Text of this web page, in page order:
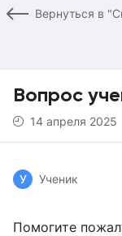
Вернуться в
Вопрос
14 апреля 2025
У Ученик
Помогите